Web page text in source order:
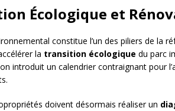
Écologique et
constitue l’un des piliers de la
la transition écologique du parc
introduit un calendrier contraignant pour
doivent désormais réaliser un